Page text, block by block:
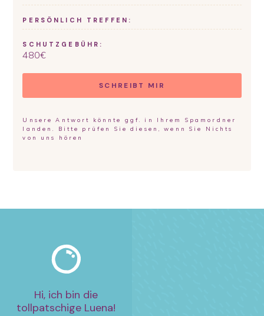
PERSÖNLICH TREFFEN:
SCHUTZGEBÜHR:
480€
SCHREIBT MIR
Unsere Antwort könnte ggf. in Ihrem Spamordner
landen. Bitte prüfen Sie diesen, wenn Sie Nichts
von uns hören
Hi, ich bin die
tollpatschige Luena!